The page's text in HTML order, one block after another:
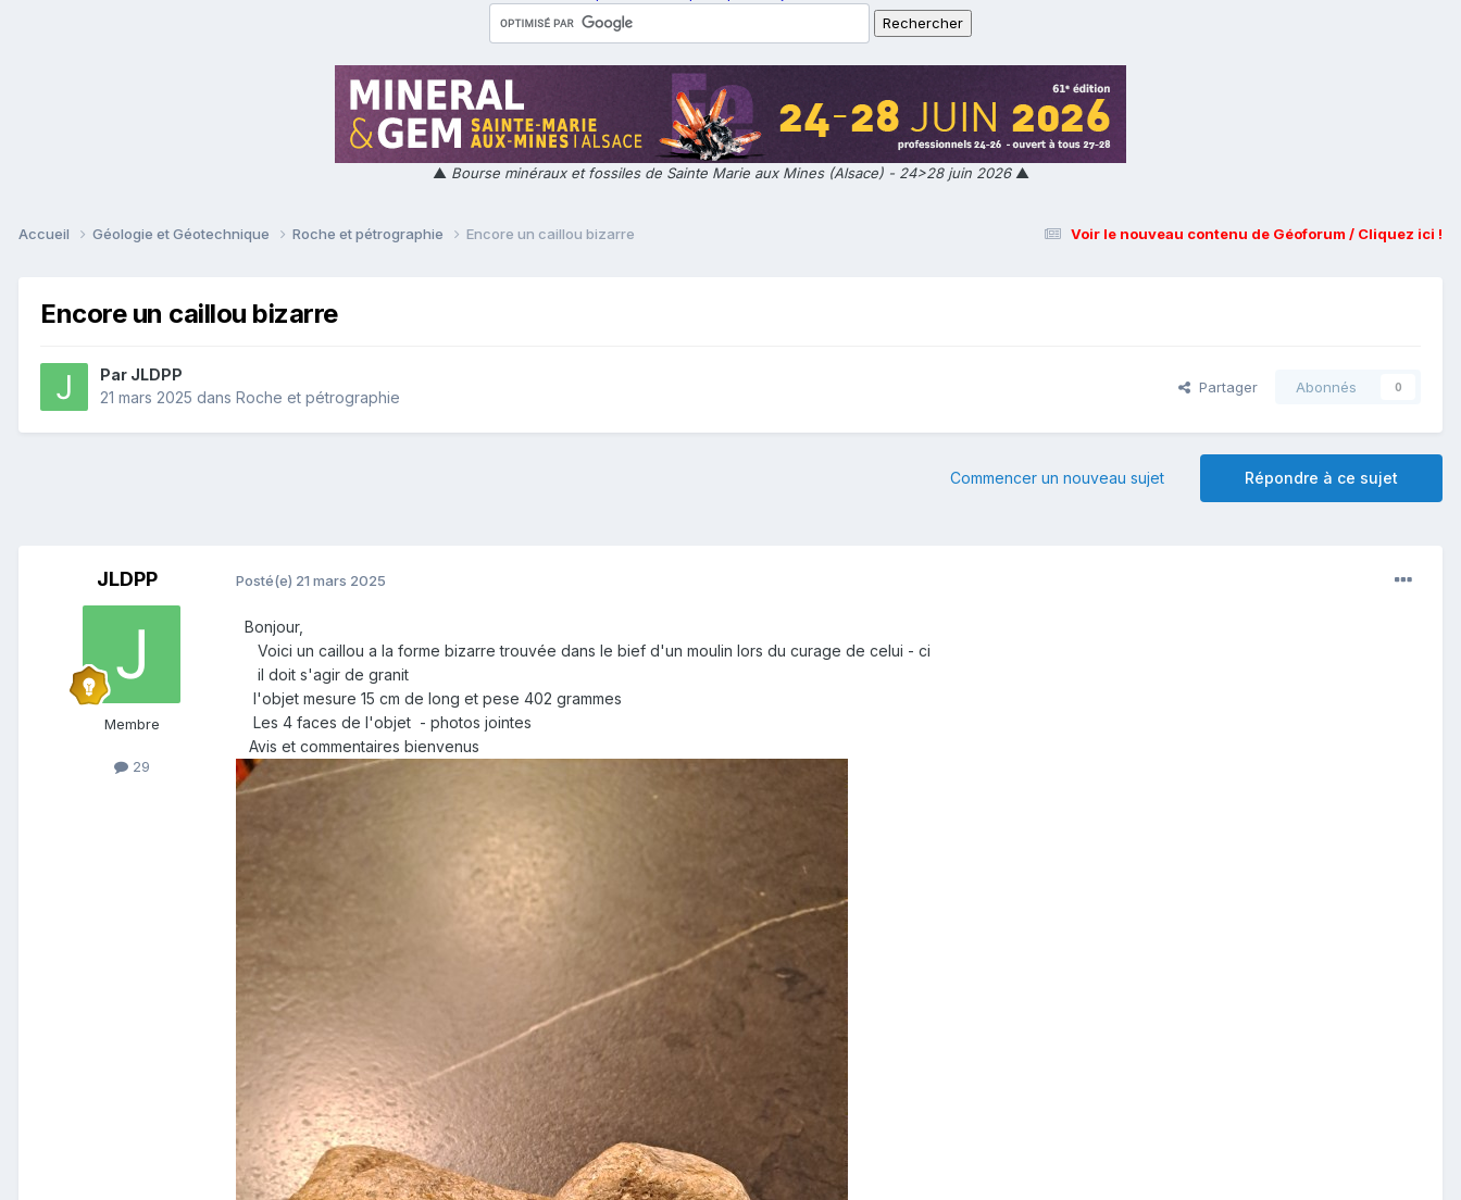
▲ Bourse minéraux et fossiles de Sainte Marie aux Mines (Alsace) - 24>28 juin 2026▲
Voir le nouveau contenu de Géoforum / Cliquez ici !
Accueil Géologie et Géotechnique Roche et pétrographie Encore un caillou bizarre
Encore un caillou bizarre
Par JLDPP
21 mars 2025 dans Roche et pétrographie
Partager Abonnés 0
Répondre à ce sujet
Commencer un nouveau sujet
JLDPP
Membre
29
Posté(e) 21 mars 2025
Bonjour,
Voici un caillou a la forme bizarre trouvée dans le bief d'un moulin lors du curage de celui - ci
il doit s'agir de granit
l'objet mesure 15 cm de long et pese 402 grammes
Les 4 faces de l'objet - photos jointes
Avis et commentaires bienvenus